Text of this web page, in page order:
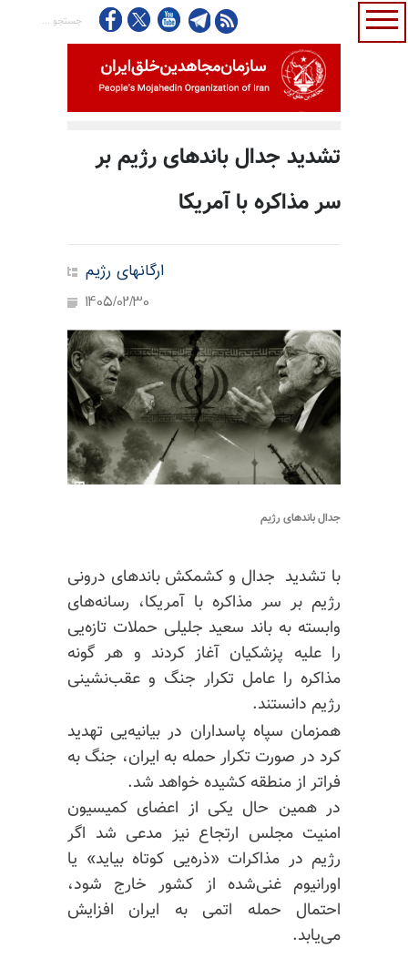
تشدید جدال باندهای رژیم بر
سر مذاکره با آمریکا
ارگانهای رژیم
1405/02/30
جدال باندهای رژیم
با تشدید جدال و کشمکش باندهای درونی
رژیم بر سر مذاکره با آمریکا، رسانه‌های
وابسته به باند سعید جلیلی حملات تازه‌یی
را علیه پزشکیان آغاز کردند و هر گونه
مذاکره را عامل تکرار جنگ و عقب‌نشینی
رژیم دانستند.
همزمان سپاه پاسداران در بیانیه‌یی تهدید
کرد در صورت تکرار حمله به ایران، جنگ به
فراتر از منطقه کشیده خواهد شد.
در همین حال یکی از اعضای کمیسیون
امنیت مجلس ارتجاع نیز مدعی شد اگر
رژیم در مذاکرات «ذره‌یی کوتاه بیاید» یا
اورانیوم غنی‌شده از کشور خارج شود،
احتمال حمله اتمی به ایران افزایش
می‌یابد.